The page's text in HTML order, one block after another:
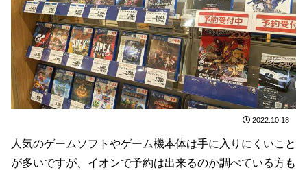
2022.10.18
人気のゲームソフトやゲーム機本体は手に入りにくいこと
が多いですが、イオンで予約は出来るのか調べている方も